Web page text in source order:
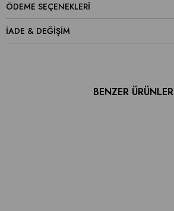
ÖDEME SEÇENEKLERI
İADE & DEĞİŞİM
BENZER ÜRÜNLER